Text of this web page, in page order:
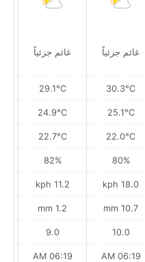
غائم جزئياً
30.3°C
25.1°C
22.0°C
80%
18.0 kph
10.7 mm
10.0
06:19 AM
غائم جزئياً
29.1°C
24.9°C
22.7°C
82%
11.2 kph
1.2 mm
9.0
06:19 AM